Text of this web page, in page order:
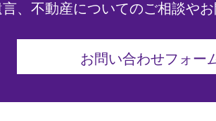
、不動産についてのご相談や
お問い合わせフォー